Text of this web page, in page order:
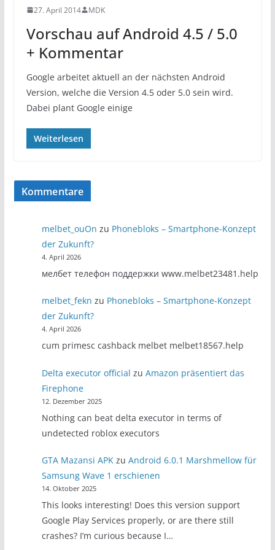
27. April 2014 MDK
Vorschau auf Android 4.5 / 5.0
+ Kommentar
Google arbeitet aktuell an der nächsten Android
Version, welche die Version 4.5 oder 5.0 sein wird.
Dabei plant Google einige
Weiterlesen
Kommentare
melbet_ouOn zu Phonebloks – Smartphone-Konzept
der Zukunft?
4. April 2026
мелбет телефон поддержки www.melbet23481.help
melbet_fekn zu Phonebloks – Smartphone-Konzept
der Zukunft?
4. April 2026
cum primesc cashback melbet melbet18567.help
Delta executor official zuAmazon präsentiert das
Firephone
12. Dezember 2025
Nothing can beat delta executor in terms of
undetected roblox executors
GTA Mazansi APK zuAndroid 6.0.1 Marshmellow für
Samsung Wave 1 erschienen
14. Oktober 2025
This looks interesting! Does this version support
Google Play Services properly, or are there still
crashes? I’m curious because I…